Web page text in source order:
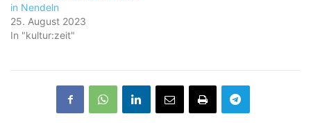
in Nendeln
25. August 2023
In "kultur:zeit"